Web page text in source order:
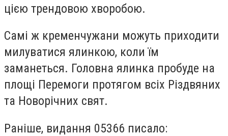
цією трендовою хворобою.
Самі ж кременчужани можуть приходити
милуватися ялинкою, коли їм
заманеться. Головна ялинка пробуде на
площі Перемоги протягом всіх Різдвяних
та Новорічних свят.
Раніше, видання 05366 писало: